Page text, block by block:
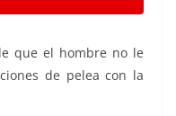
que el hombre no le
de pelea con la